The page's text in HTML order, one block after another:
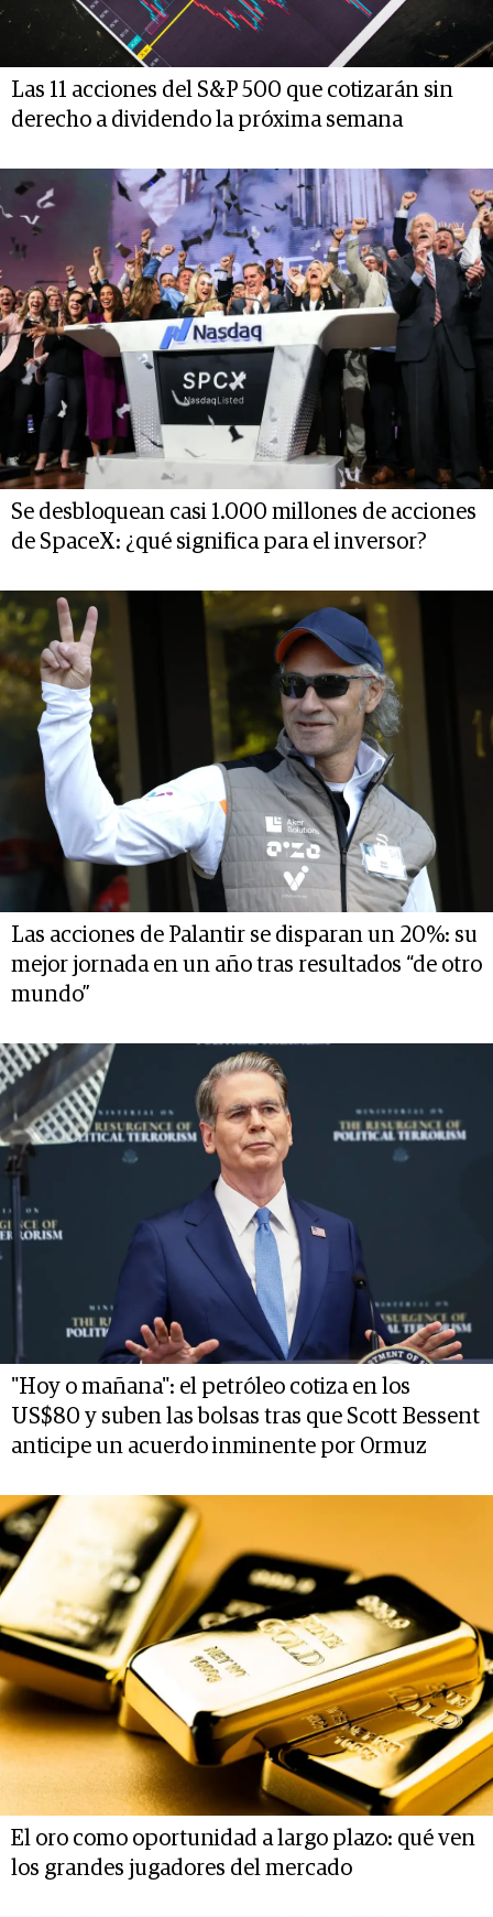
Las 11 acciones del S&P 500 que cotizarán sin
derecho a dividendo la próxima semana
Se desbloquean casi 1.000 millones de acciones
de SpaceX: ¿qué significa para el inversor?
Las acciones de Palantir se disparan un 20%: su
mejor jornada en un año tras resultados “de otro
mundo”
"Hoy o mañana": el petróleo cotiza en los
US$80 y suben las bolsas tras que Scott Bessent
anticipe un acuerdo inminente por Ormuz
El oro como oportunidad a largo plazo: qué ven
los grandes jugadores del mercado